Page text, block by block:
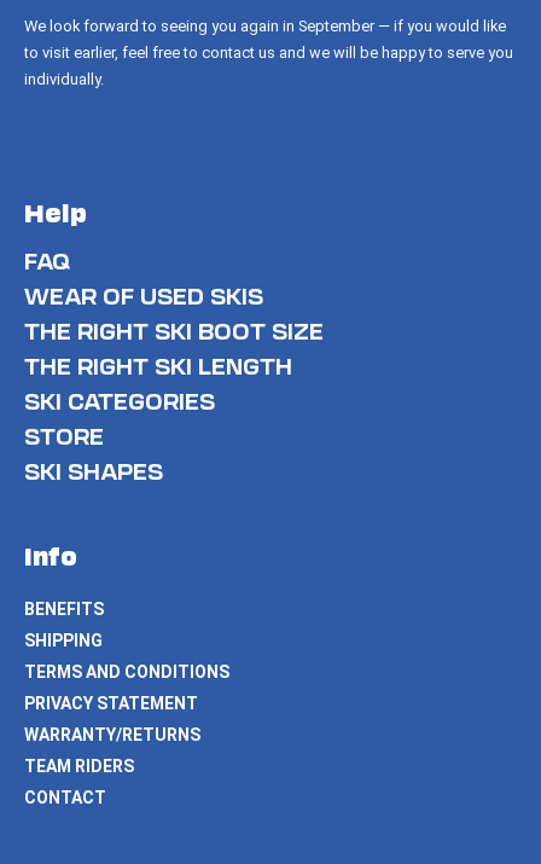
We look forward to seeing you again in September — if you would like
to visit earlier, feel free to contact us and we will be happy to serve you
individually.
Help
FAQ
WEAR OF USED SKIS
THE RIGHT SKI BOOT SIZE
THE RIGHT SKI LENGTH
SKI CATEGORIES
STORE
SKI SHAPES
Info
BENEFITS
SHIPPING
TERMS AND CONDITIONS
PRIVACY STATEMENT
WARRANTY/RETURNS
TEAM RIDERS
CONTACT